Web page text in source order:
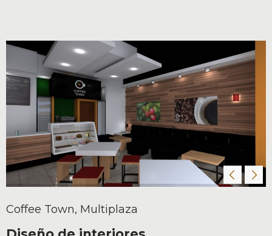
Coffee Town, Multiplaza